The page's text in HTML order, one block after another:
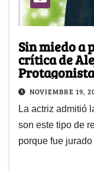
Sin miedo a
crítica de
NOVIEMBRE 19,
La actriz admitió
son este tipo de
porque fue